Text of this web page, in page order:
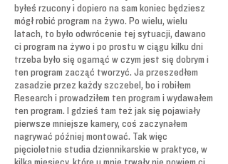
byłeś rzucony i dopiero na sam koniec będziesz
mógł robić program na żywo. Po wielu, wielu
latach, to było odwrócenie tej sytuacji, dawano
ci program na żywo i po prostu w ciągu kilku dni
trzeba było się ogarnąć w czym jest się dobrym i
ten program zacząć tworzyć. Ja przeszedłem
zasadzie przez każdy szczebel, bo i robiłem
Research i prowadziłem ten program i wydawałem
ten program. I gdzieś tam też jak się pojawiały
pierwsze mniejsze kamery, coś zaczynałem
nagrywać później montować. Tak więc
pięcioletnie studia dziennikarskie w praktyce, w